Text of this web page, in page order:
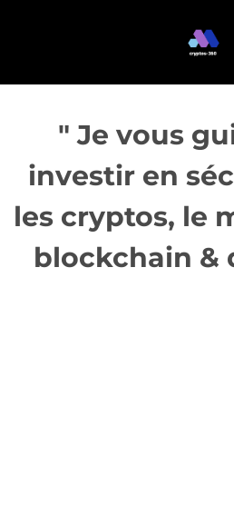
" Je vous
investir en
les cryptos, le
blockchain &